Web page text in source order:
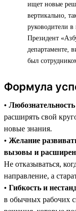
ищет новые
вертикально,
руководители
Президент
департаменте,
был
Формула
•
расширять свой
новые знания.
• Желание
вызовы и
Не отказываться,
направление, а
• Гибкость и
в обычных рабочих